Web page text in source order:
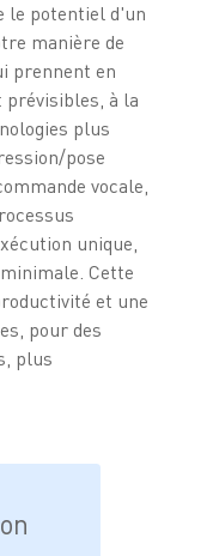
le potentiel d'un
manière de
prennent en
à la
plus
pose
vocale,
unique,
Cette
et une
pour des
plus